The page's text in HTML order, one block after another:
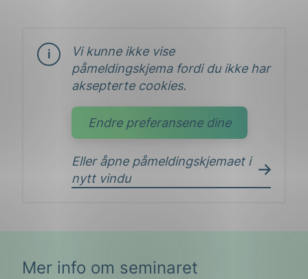
Vi kunne ikke vise
påmeldingskjema fordi du ikke har
aksepterte cookies.
Endre preferansene dine
Eller åpne påmeldingskjemaet i
nytt vindu
Mer info om seminaret